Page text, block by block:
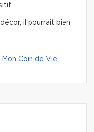
il pourrait bien
Coin de Vie